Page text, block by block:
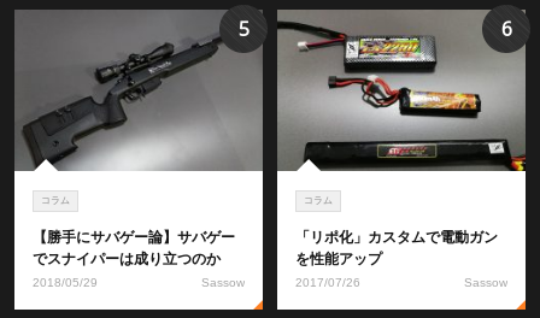
コラム
【勝手にサバゲー論】サバゲー
でスナイパーは成り立つのか
2018/05/29 Sassow
5
コラム
「リポ化」カスタムで電動ガン
を性能アップ
2017/07/26 Sassow
6